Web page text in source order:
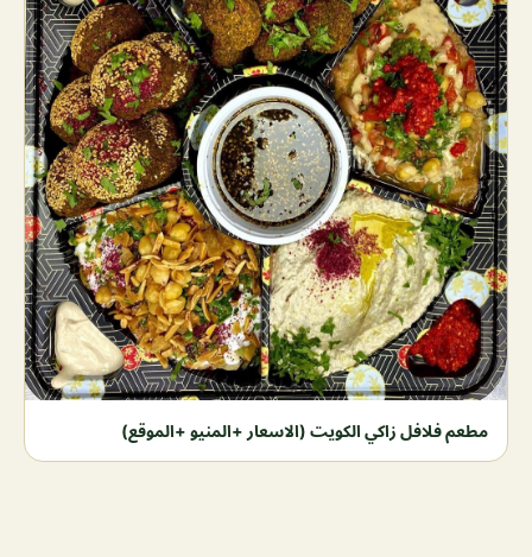
مطعم فلافل زاكي الكويت (الاسعار +المنيو +الموقع)